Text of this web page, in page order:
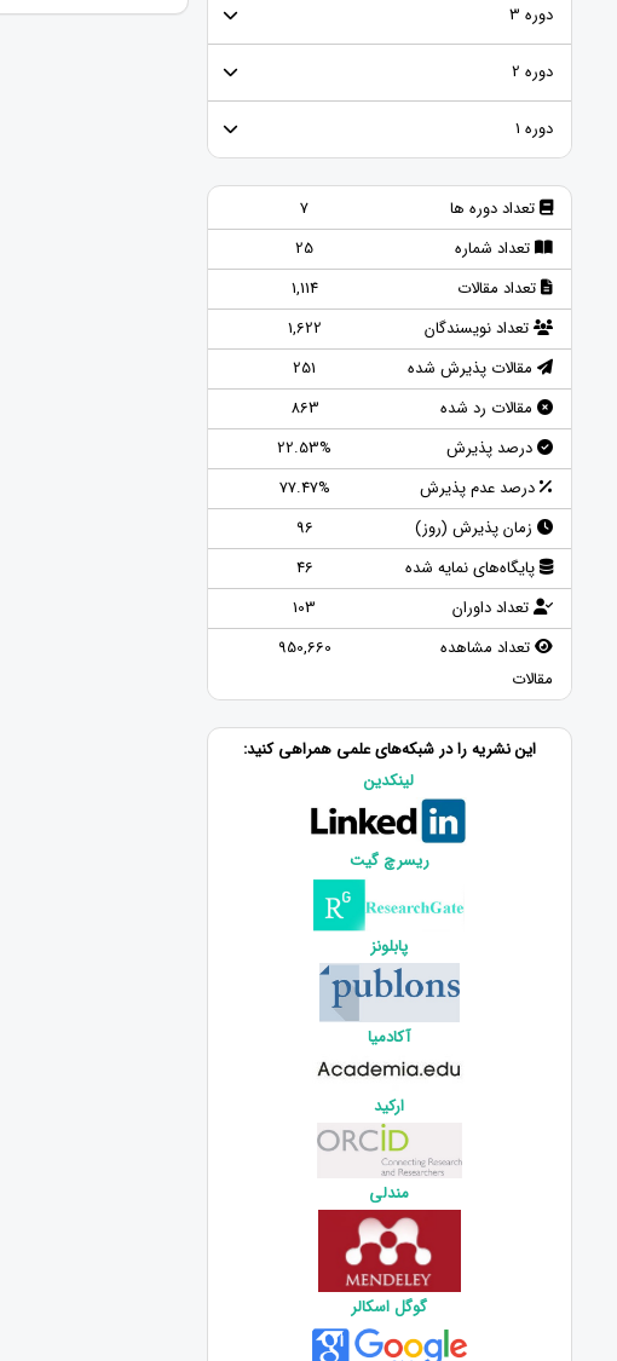
دوره 3
دوره 2
دوره 1
تعداد دوره ها
7
تعداد شماره
25
تعداد مقالات
1,114
تعداد نویسندگان
1,622
مقالات پذیرش شده
251
مقالات رد شده
863
درصد پذیرش
22.53%
درصد عدم پذیرش
77.47%
زمان پذیرش (روز)
96
پایگاه‌های نمایه شده
46
تعداد داوران
103
تعداد مشاهده
مقالات
950,660
این نشریه را در شبکه‌های علمی همراهی کنید:
لینکدین
ریسرچ گیت
پابلونز
آکادمیا
ارکید
مندلی
گوگل اسکالر